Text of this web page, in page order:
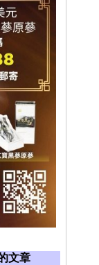
文章